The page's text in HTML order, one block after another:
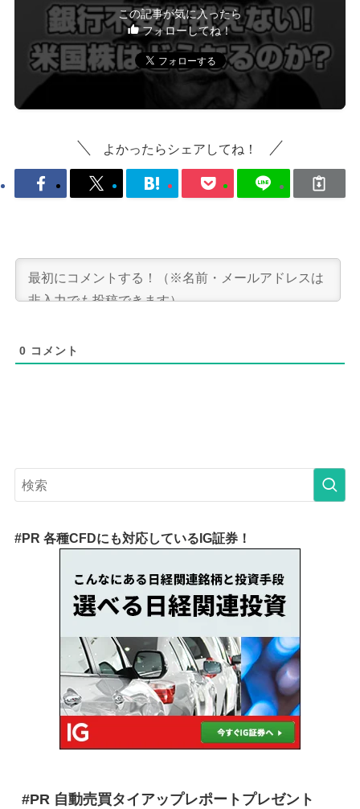
この記事が気に入ったら
フォローしてね！
よかったらシェアしてね！
0 コメント
#PR 各種CFDにも対応しているIG証券！
#PR 自動売買タイアップレポートプレゼント